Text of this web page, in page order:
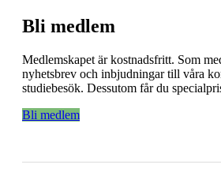
Bli medlem
Medlemskapet är kostnadsfritt. Som
nyhetsbrev och inbjudningar till våra
studiebesök. Dessutom får du
Bli medlem